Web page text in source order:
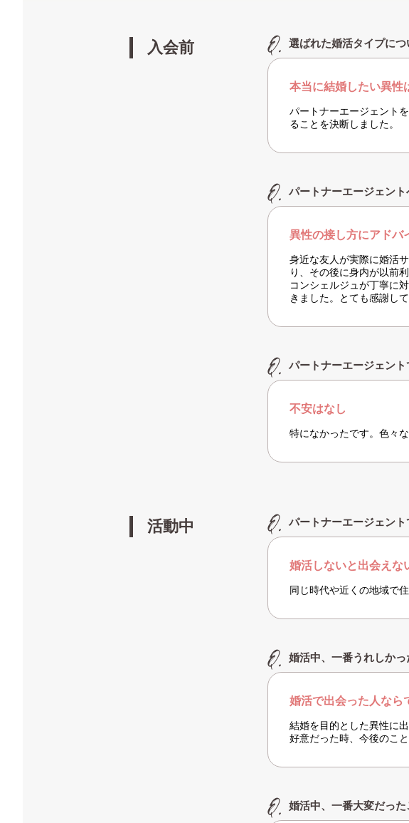
入会前 選ばれた婚活タイプにつ
本当に結婚したい異性
パートナーエージェント
ることを決断しました。
パートナーエージェン
異性の接し方にアドバ
身近な友人が実際に婚活
り、その後に身内が以前
コンシェルジュが丁寧に
きました。とても感謝して
パートナーエージェン
不安はなし
特になかったです。色々
活動中 パートナーエージェン
婚活しないと出会えな
同じ時代や近くの地域で
婚活中、一番うれしか
婚活で出会った人なら
結婚を目的とした異性に
好意だった時、今後のこ
婚活中、一番大変だっ